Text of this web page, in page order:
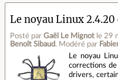
Le noyau Linux
Posté par Gaël Le Mignot le 29
Benoît Sibaud. Modéré par
Le noyau
corrections
drivers,